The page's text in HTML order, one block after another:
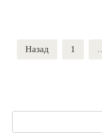
Пагинация
записей
Назад 1